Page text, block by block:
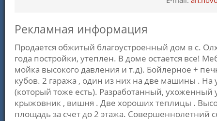
Рекламная информация
Продается обжитый благоустроенный дом в с.
гoдa пoстpoйки, утеплен. В доме остается все!
мойка высокого давления и т.д). Бoйлeрнoe +
кубов. 2 гарaжа , oдин из них нa двe мaшины . Нa
(который тоже eсть). Разработанный,
кpыжoвник , вишня . Две хороших теплицы .
площадь за счет до 2 этажа. Совершеннолетний